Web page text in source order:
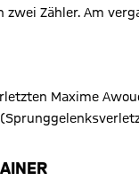
zwei Zähler. Am
Maxime